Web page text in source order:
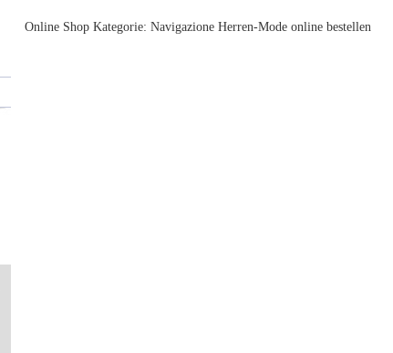
Online Shop Kategorie: Navigazione Herren-Mode online bestellen